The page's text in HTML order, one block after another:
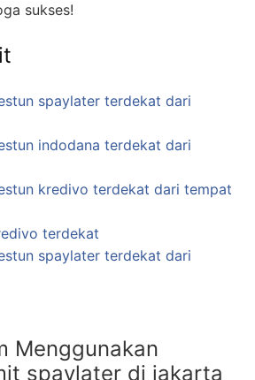
sukses!
spaylater terdekat dari
indodana terdekat dari
kredivo terdekat dari tempat
terdekat
spaylater terdekat dari
Menggunakan
spaylater di jakarta